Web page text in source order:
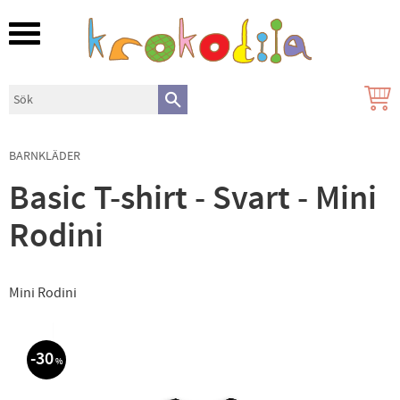
Meny
BARNKLÄDER
Basic T-shirt - Svart - Mini
Rodini
Mini Rodini
30%